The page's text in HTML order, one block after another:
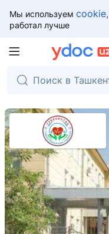
Мы используем cookie,
работал лучше